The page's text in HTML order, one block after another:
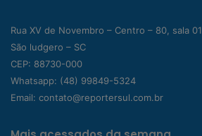
Rua XV de Novembro – Centro – 80, sala 01
São ludgero – SC
CEP: 88730-000
Whatsapp: (48) 99849-5324
Email: contato@reportersul.com.br